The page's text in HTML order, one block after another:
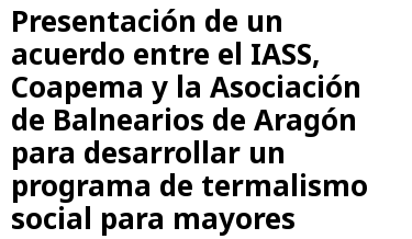
Presentación de un
acuerdo entre el IASS,
Coapema y la Asociación
de Balnearios de Aragón
para desarrollar un
programa de termalismo
social para mayores